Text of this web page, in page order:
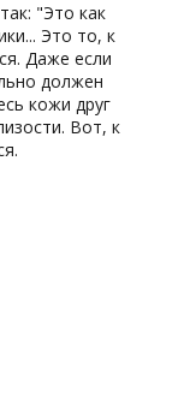
"Это как
Это то, к
Даже если
должен
кожи друг
Вот, к